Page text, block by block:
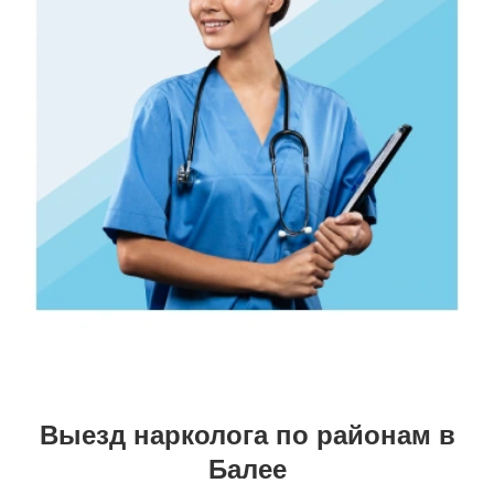
Выезд нарколога по районам в
Балее